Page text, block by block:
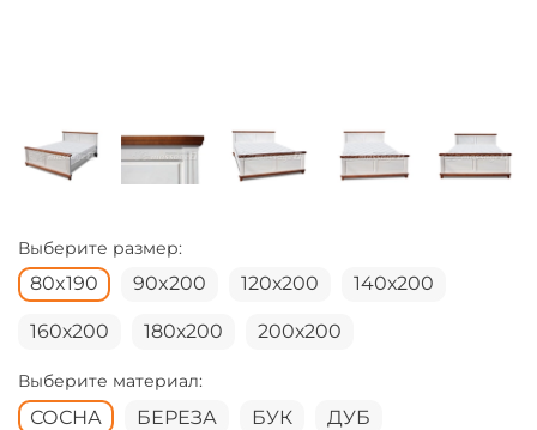
Выберите размер:
80x190 90x200 120х200 140х200
160х200 180х200 200х200
Выберите материал:
СОСНА БЕРЕЗА БУК ДУБ